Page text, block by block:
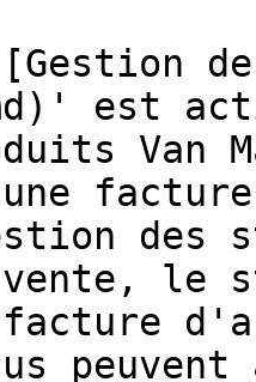
est
Van
des
le
facture
peuvent